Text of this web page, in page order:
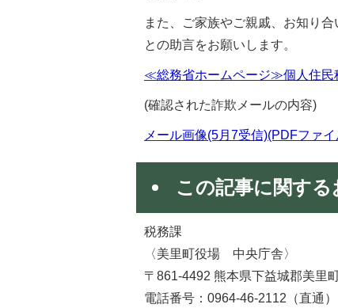
また、ご家族やご親戚、お知り
との助言をお願いします。
≪総務省ホームページ≫個人住民
(確認された詐欺メールの内容)
メール画像(5月7受信)(PDFファ
この記事に関す
税務課
〈美里町役場 中央庁舎〉
〒861-4492 熊本県下益城郡美里
電話番号：0964-46-2112（直通）​​​​​​​